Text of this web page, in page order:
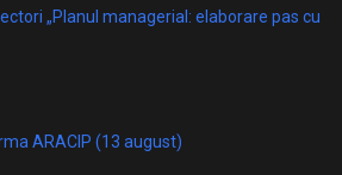
„Planul managerial: elaborare pas cu
ARACIP (13 august)